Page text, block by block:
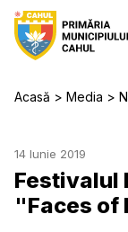
Acasă Media
14 Iunie 2019
Festivalul
"Faces of